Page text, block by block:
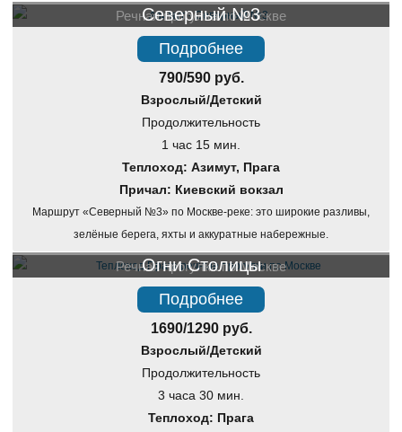
Речная прогулка по Москве
Северный №3
Подробнее
790/590 руб.
Взрослый/Детский
Продолжительность
1 час 15 мин.
Теплоход: Азимут, Прага
Причал: Киевский вокзал
Маршрут «Северный №3» по Москве-реке: это широкие разливы,
зелёные берега, яхты и аккуратные набережные.
Речная прогулка по Москве
Огни Столицы
Подробнее
1690/1290 руб.
Взрослый/Детский
Продолжительность
3 часа 30 мин.
Теплоход: Прага